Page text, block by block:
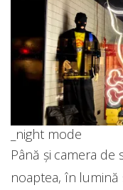
_night mode
Până și camera
noaptea, în